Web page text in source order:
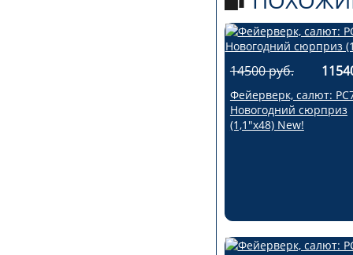
14500 руб.
Фейерверк, салют:
Новогодний сюрприз
(1,1"х48) New!